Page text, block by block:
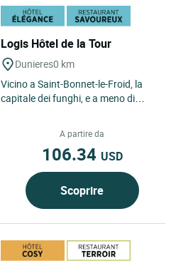
Logis Hôtel de la Tour
Dunieres0 km
Vicino a Saint-Bonnet-le-Froid, la
capitale dei funghi, e a meno di
A partire da
106.34 USD
Scoprire